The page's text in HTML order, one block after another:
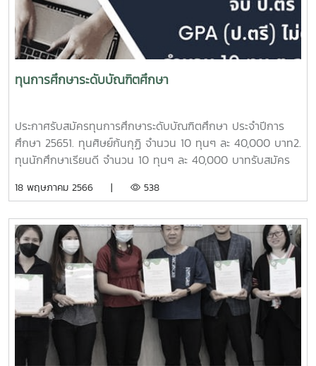
ทุนการศึกษาระดับบัณฑิตศึกษา
ประกาศรับสมัครทุนการศึกษาระดับบัณฑิตศึกษา ประจำปีการ
ศึกษา 25651. ทุนศิษย์ก้นกุฏิ จำนวน 10 ทุนๆ ละ 40,000 บาท2.
ทุนนักศึกษาเรียนดี จำนวน 10 ทุนๆ ละ 40,000 บาทรับสมัคร
มาพร้อมนี้ http://grad.mju.ac.th/scholarship.php
18 พฤษภาคม 2566 | 538